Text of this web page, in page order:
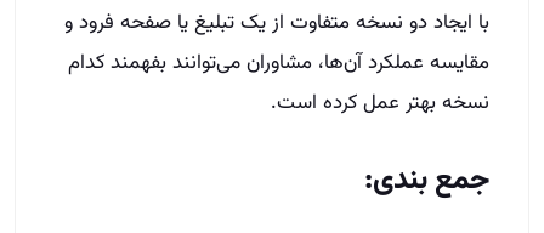
با ایجاد دو نسخه متفاوت از یک تبلیغ یا صفحه فرود و
مقایسه عملکرد آن‌ها، مشاوران می‌توانند بفهمند کدام
نسخه بهتر عمل کرده است.
جمع بندی: